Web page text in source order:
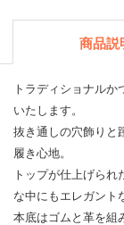
商品説
トラディショナル
いたします。
抜き通しの穴飾りと
履き心地。
トップが仕上げら
な中にもエレガント
本底はゴムと革を組